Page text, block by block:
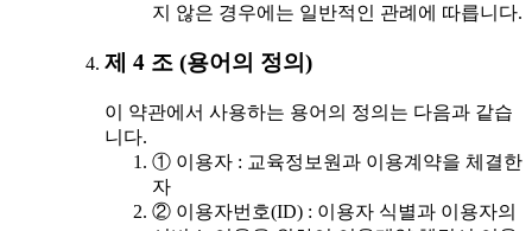
지 않은 경우에는 일반적인 관례에 따릅니다.
제 4 조 (용어의 정의)
이 약관에서 사용하는 용어의 정의는 다음과 같습
니다.
① 이용자 : 교육정보원과 이용계약을 체결한
자
② 이용자번호(ID) : 이용자 식별과 이용자의